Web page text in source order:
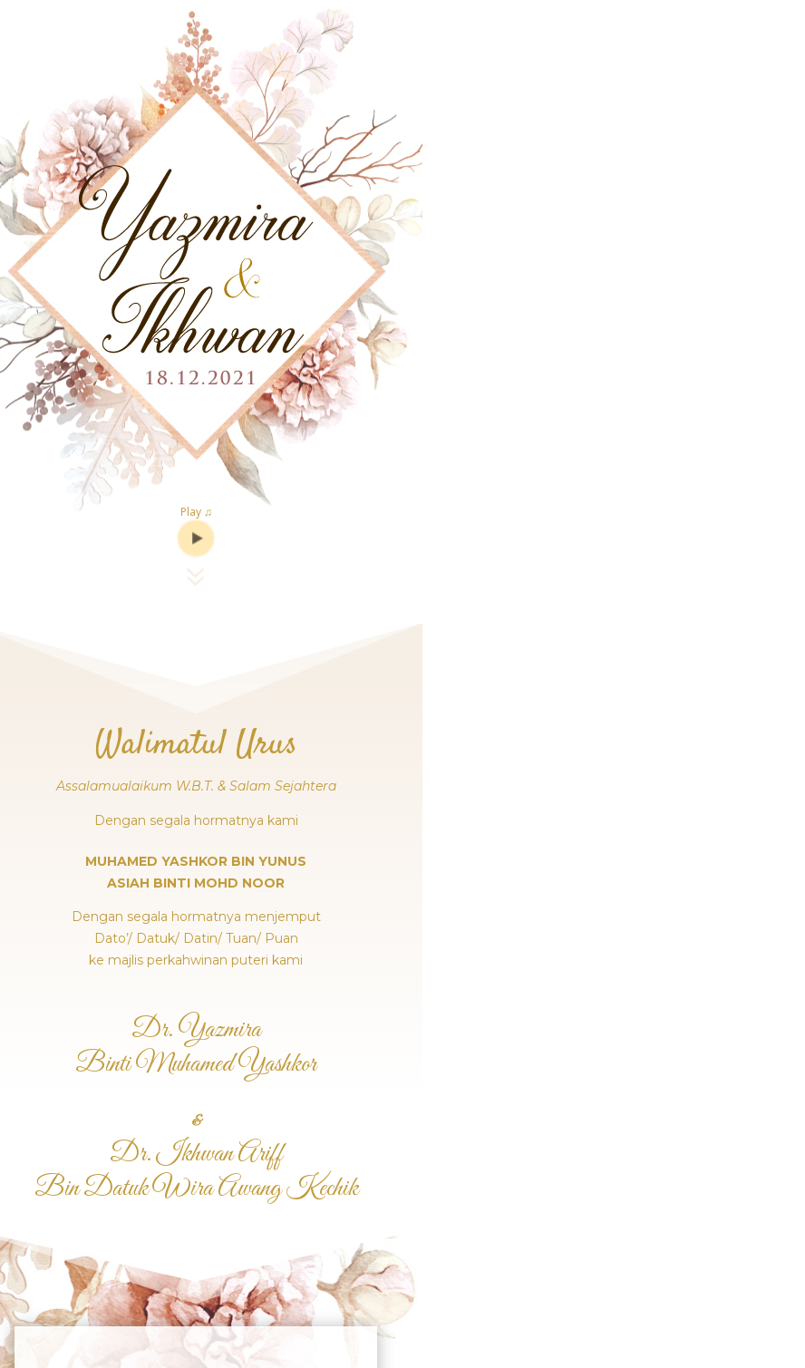
Play ♫
7
Walimatul Urus
Assalamualaikum W.B.T. & Salam Sejahtera
Dengan segala hormatnya kami
MUHAMED YASHKOR BIN YUNUS
ASIAH BINTI MOHD NOOR
Dengan segala hormatnya menjemput
Dato’/ Datuk/ Datin/ Tuan/ Puan
ke majlis perkahwinan puteri kami
Dr. Yazmira
Binti Muhamed Yashkor
&
Dr. Ikhwan Ariff
Bin Datuk Wira Awang Kechik